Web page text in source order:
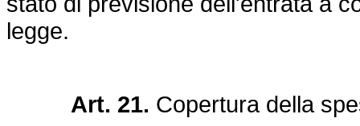
legge.
Art. 21. Copertura della